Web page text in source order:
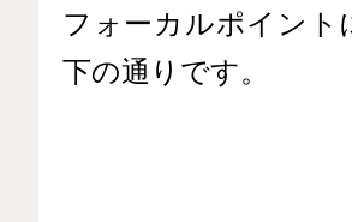
フォーカルポイント
下の通りです。